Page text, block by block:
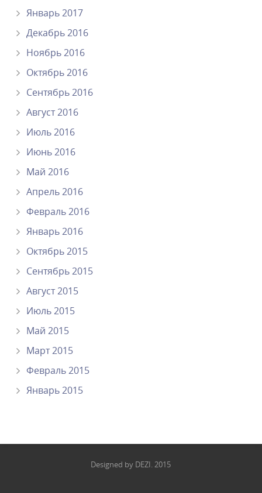
Январь 2017
Декабрь 2016
Ноябрь 2016
Октябрь 2016
Сентябрь 2016
Август 2016
Июль 2016
Июнь 2016
Май 2016
Апрель 2016
Февраль 2016
Январь 2016
Октябрь 2015
Сентябрь 2015
Август 2015
Июль 2015
Май 2015
Март 2015
Февраль 2015
Январь 2015
Designed by DEZI. 2015